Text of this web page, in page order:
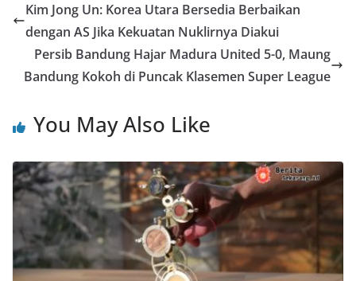
Kim Jong Un: Korea Utara Bersedia Berbaikan
dengan AS Jika Kekuatan Nuklirnya Diakui
Persib Bandung Hajar Madura United 5-0, Maung
Bandung Kokoh di Puncak Klasemen Super League
You May Also Like